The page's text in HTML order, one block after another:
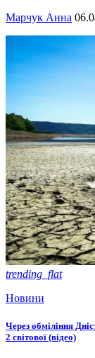
Марчук Анна
trending_flat
Новини
Через обміління
2 світової (відео)